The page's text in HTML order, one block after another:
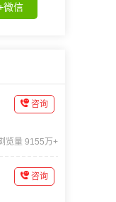
微信
咨询
览量 9155万+
咨询